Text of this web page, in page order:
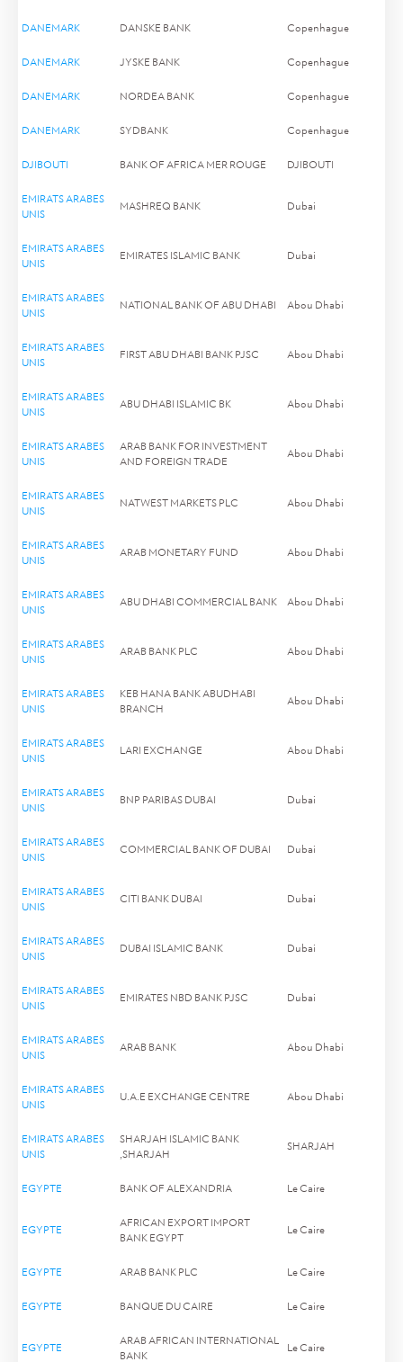
DANEMARK DANSKE BANK Copenhague
DANEMARK JYSKE BANK Copenhague
DANEMARK NORDEA BANK Copenhague
DANEMARK SYDBANK Copenhague
DJIBOUTI BANK OF AFRICA MER ROUGE DJIBOUTI
EMIRATS ARABES
UNIS
MASHREQ BANK Dubai
EMIRATS ARABES
UNIS
EMIRATES ISLAMIC BANK Dubai
EMIRATS ARABES
UNIS
NATIONAL BANK OF ABU DHABI Abou Dhabi
EMIRATS ARABES
UNIS
FIRST ABU DHABI BANK PJSC Abou Dhabi
EMIRATS ARABES
UNIS
ABU DHABI ISLAMIC BK Abou Dhabi
EMIRATS ARABES
UNIS
ARAB BANK FOR INVESTMENT
AND FOREIGN TRADE
Abou Dhabi
EMIRATS ARABES
UNIS
NATWEST MARKETS PLC Abou Dhabi
EMIRATS ARABES
UNIS
ARAB MONETARY FUND Abou Dhabi
EMIRATS ARABES
UNIS
ABU DHABI COMMERCIAL BANK Abou Dhabi
EMIRATS ARABES
UNIS
ARAB BANK PLC Abou Dhabi
EMIRATS ARABES
UNIS
KEB HANA BANK ABUDHABI
BRANCH
Abou Dhabi
EMIRATS ARABES
UNIS
LARI EXCHANGE Abou Dhabi
EMIRATS ARABES
UNIS
BNP PARIBAS DUBAI Dubai
EMIRATS ARABES
UNIS
COMMERCIAL BANK OF DUBAI Dubai
EMIRATS ARABES
UNIS
CITI BANK DUBAI Dubai
EMIRATS ARABES
UNIS
DUBAI ISLAMIC BANK Dubai
EMIRATS ARABES
UNIS
EMIRATES NBD BANK PJSC Dubai
EMIRATS ARABES
UNIS
ARAB BANK Abou Dhabi
EMIRATS ARABES
UNIS
U.A.E EXCHANGE CENTRE Abou Dhabi
EMIRATS ARABES
UNIS
SHARJAH ISLAMIC BANK
,SHARJAH
SHARJAH
EGYPTE BANK OF ALEXANDRIA Le Caire
EGYPTE
AFRICAN EXPORT IMPORT
BANK EGYPT
Le Caire
EGYPTE ARAB BANK PLC Le Caire
EGYPTE BANQUE DU CAIRE Le Caire
EGYPTE
ARAB AFRICAN INTERNATIONAL
BANK
Le Caire